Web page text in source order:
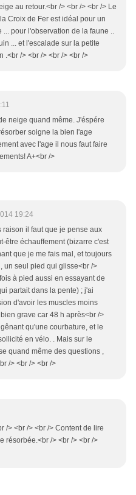
au retour.<br /> <br /> <br /> Le
Croix de Fer est idéal pour un
... pour l'observation de la faune ..
... et l'escalade sur la petite
.<br /> <br /> <br /> <br />
neige quand même. J'éspére
soigne la bien l'age
avec l'age il nous faut faire
A+<br />
19:24
raison il faut que je pense aux
être échauffement (bizarre c'est
que je me fais mal, et toujours
un seul pied qui glisse<br />
à pied aussi en essayant de
partait dans la pente) ; j'ai
d'avoir les muscles moins
grave car 48 h après<br />
qu'une courbature, et le
en vélo. . Mais sur le
quand même des questions ,
/> <br /> <br />
/> <br /> <br /> Content de lire
résorbée.<br /> <br /> <br />